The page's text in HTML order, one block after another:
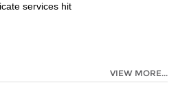
services hit
VIEW MORE...